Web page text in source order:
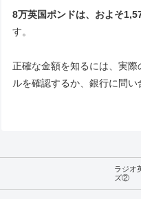
8万英国ポンドは、およそ
す。
正確な金額を知るには、実
ルを確認するか、銀行に問い
ラジオ
ズ②